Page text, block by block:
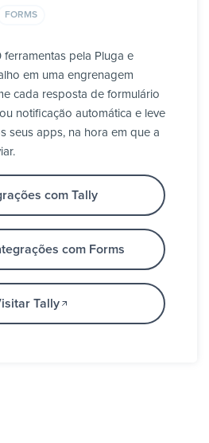
FORMS
ferramentas pela Pluga e
em uma engrenagem
cada resposta de formulário
notificação automática e leve
seus apps, na hora em que a
com Tally
com Forms
Tally